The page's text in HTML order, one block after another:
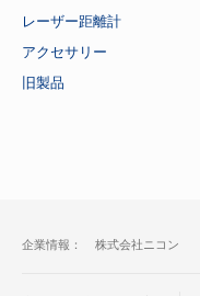
レーザー距離計
アクセサリー
旧製品
企業情報： 株式会社ニコン